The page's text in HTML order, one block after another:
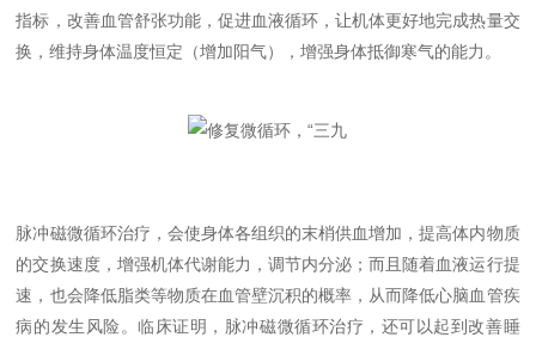
指标，改善血管舒张功能，促进血液循环，让机体更好地完成热量交
换，维持身体温度恒定（增加阳气），增强身体抵御寒气的能力。
脉冲磁微循环治疗，会使身体各组织的末梢供血增加，提高体内物质
的交换速度，增强机体代谢能力，调节内分泌；而且随着血液运行提
速，也会降低脂类等物质在血管壁沉积的概率，从而降低心脑血管疾
病的发生风险。临床证明，脉冲磁微循环治疗，还可以起到改善睡